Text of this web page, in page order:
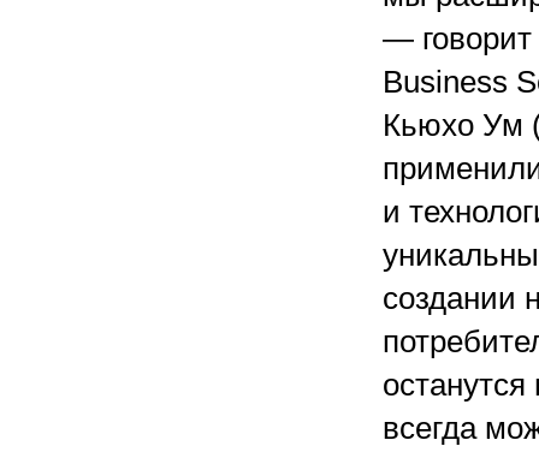
— говорит
Business
Кьюхо Ум
и
создании
всегда